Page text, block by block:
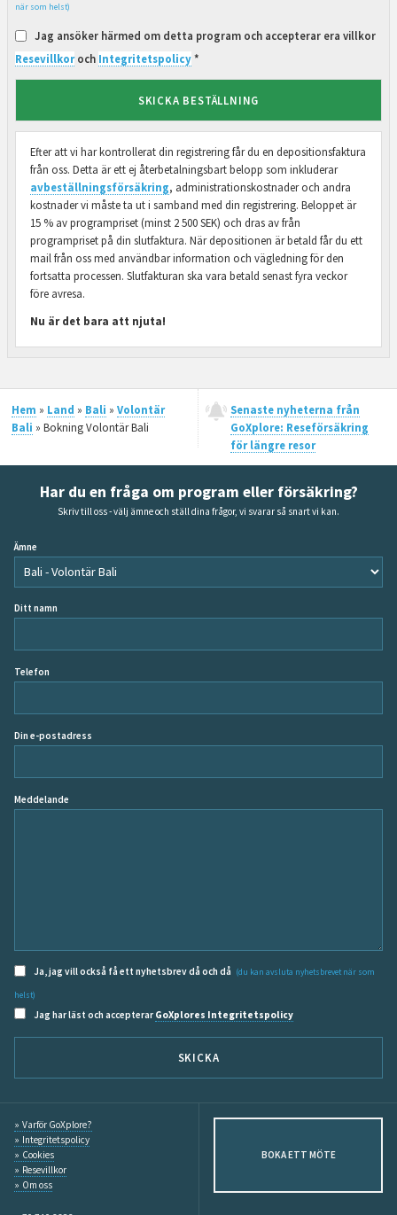
när som helst)
Jag ansöker härmed om detta program och accepterar era villkor
Resevillkoroch Integritetspolicy*
SKICKA BESTÄLLNING
Efter att vi har kontrollerat din registrering får du en depositionsfaktura
från oss. Detta är ett ej återbetalningsbart belopp som inkluderar
avbeställningsförsäkring, administrationskostnader och andra
kostnader vi måste ta ut i samband med din registrering. Beloppet är
15 % av programpriset (minst 2 500 SEK) och dras av från
programpriset på din slutfaktura. När depositionen är betald får du ett
mail från oss med användbar information och vägledning för den
fortsatta processen. Slutfakturan ska vara betald senast fyra veckor
före avresa.
Nu är det bara att njuta!
Hem » Land » Bali » Volontär
Bali » Bokning Volontär Bali
Senaste nyheterna från
GoXplore: Reseförsäkring
för längre resor
Har du en fråga om program eller försäkring?
Skriv till oss - välj ämne och ställ dina frågor, vi svarar så snart vi kan.
Ämne
Ditt namn
Telefon
Din e-postadress
Meddelande
Ja, jag vill också få ett nyhetsbrev då och då (du kan avsluta nyhetsbrevet när som
helst)
Jag har läst och accepterar GoXplores Integritetspolicy
SKICKA
Varför GoXplore?
Integritetspolicy
Cookies
Resevillkor
Om oss
BOKA ETT MÖTE